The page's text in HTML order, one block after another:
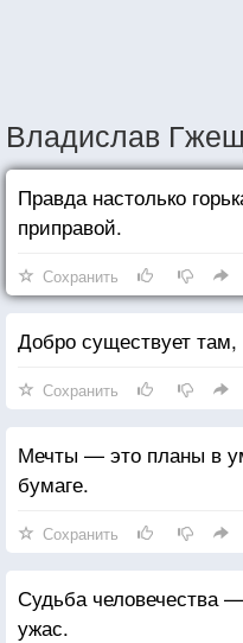
Владислав
Правда настолько
приправой.
Сохранить
Добро существует там,
Сохранить
Мечты — это планы в
бумаге.
Сохранить
Судьба человечества
ужас.